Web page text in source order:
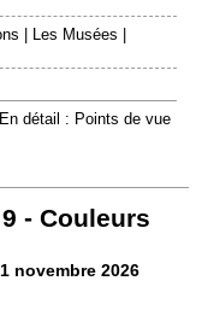
Les Musées
En détail : Points de vue
- Couleurs
novembre 2026